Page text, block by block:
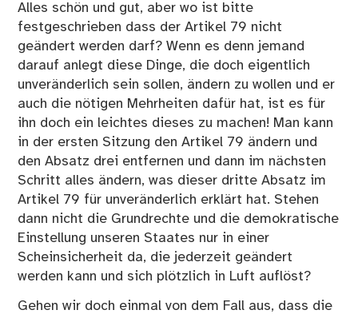
Alles schön und gut, aber wo ist bitte
festgeschrieben dass der Artikel 79 nicht
geändert werden darf? Wenn es denn jemand
darauf anlegt diese Dinge, die doch eigentlich
unveränderlich sein sollen, ändern zu wollen und er
auch die nötigen Mehrheiten dafür hat, ist es für
ihn doch ein leichtes dieses zu machen! Man kann
in der ersten Sitzung den Artikel 79 ändern und
den Absatz drei entfernen und dann im nächsten
Schritt alles ändern, was dieser dritte Absatz im
Artikel 79 für unveränderlich erklärt hat. Stehen
dann nicht die Grundrechte und die demokratische
Einstellung unseren Staates nur in einer
Scheinsicherheit da, die jederzeit geändert
werden kann und sich plötzlich in Luft auflöst?
Gehen wir doch einmal von dem Fall aus, dass die